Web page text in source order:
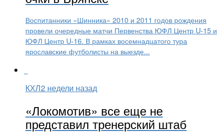
Воспитанники «Шинника» 2010 и 2011 годов рождения
провели очередные матчи Первенства ЮФЛ Центр U-15 и
ЮФЛ Центр U-16. В рамках восемнадцатого тура
ярославские футболисты на выезде...
КХЛ2 недели назад
«Локомотив» все еще не
представил тренерский штаб